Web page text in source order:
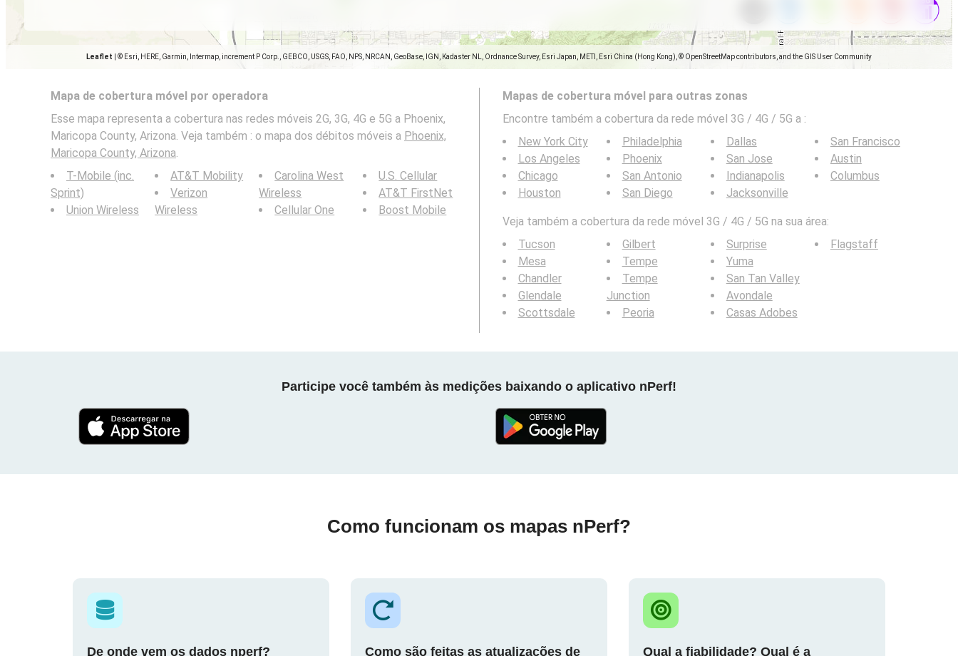
Leaflet © Esri, HERE, Garmin, Intermap, increment P Corp., GEBCO, USGS, FAO, NPS, NRCAN, GeoBase, IGN, Kadaster NL, Ordnance Survey, Esri Japan, METI, Esri China (Hong Kong), © OpenStreetMap contributors, and the GIS User Community
Mapa de cobertura móvel por operadora
Esse mapa representa a cobertura nas redes móveis 2G, 3G, 4G e 5G a Phoenix,
Maricopa County, Arizona. Veja também : o mapa dos débitos móveis a Phoenix,
Maricopa County, Arizona.
T-Mobile (inc.
Sprint)
Union Wireless
AT&T Mobility
Verizon
Wireless
Carolina West
Wireless
Cellular One
U.S. Cellular
AT&T FirstNet
Boost Mobile
Mapas de cobertura móvel para outras zonas
Encontre também a cobertura da rede móvel 3G / 4G / 5G a :
New York City
Los Angeles
Chicago
Houston
Philadelphia
Phoenix
San Antonio
San Diego
Dallas
San Jose
Indianapolis
Jacksonville
San Francisco
Austin
Columbus
Veja também a cobertura da rede móvel 3G / 4G / 5G na sua área:
Tucson
Mesa
Chandler
Glendale
Scottsdale
Gilbert
Tempe
Tempe
Junction
Peoria
Surprise
Yuma
San Tan Valley
Avondale
Casas Adobes
Flagstaff
Participe você também às medições baixando o aplicativo nPerf!
Como funcionam os mapas nPerf?
De onde vem os dados nperf?
Como são feitas as atualizações de
Qual a fiabilidade? Qual é a